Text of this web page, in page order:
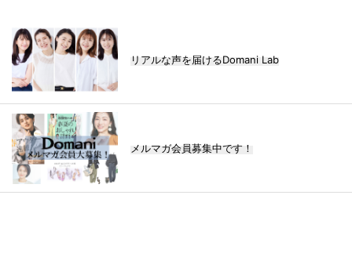
リアルな声を届けるDomani Lab
メルマガ会員募集中です！